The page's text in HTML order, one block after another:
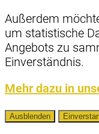
Außerdem
um statistische
Angebots zu
Einverständnis.
Mehr dazu in
Ausblenden